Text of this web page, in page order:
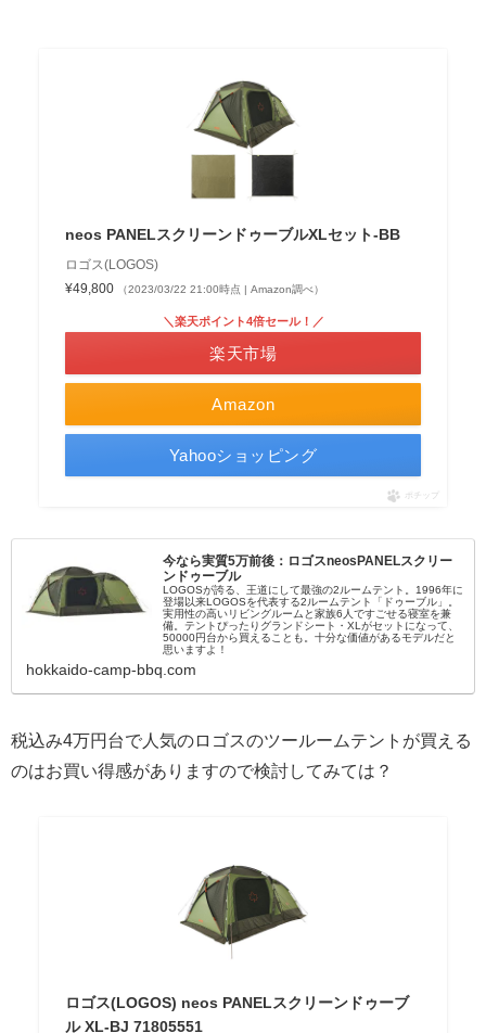
neos PANELスクリーンドゥーブルXLセット-BB
ロゴス(LOGOS)
¥49,800
（2023/03/22 21:00時点 | Amazon調べ）
Amazon
＼楽天ポイント4倍セール！／
楽天市場
Yahooショッピング
ポチップ
今なら実質5万前後：ロゴスneosPANELスクリー
ンドゥーブル
LOGOSが誇る、王道にして最強の2ルームテント。1996年に
登場以来LOGOSを代表する2ルームテント「ドゥーブル」。
実用性の高いリビングルームと家族6人ですごせる寝室を兼
備。テントぴったりグランドシート・XLがセットになって、
50000円台から買えることも。十分な価値があるモデルだと
思いますよ！
hokkaido-camp-bbq.com
税込み4万円台で人気のロゴスのツールームテントが買える
のはお買い得感がありますので検討してみては？
ロゴス(LOGOS) neos PANELスクリーンドゥーブ
ル XL-BJ 71805551